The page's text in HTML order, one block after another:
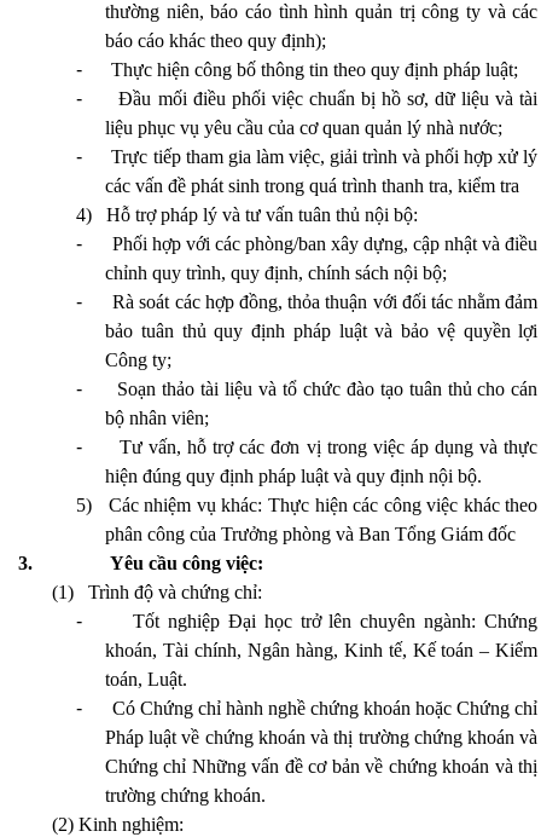
thường niên, báo cáo tình hình quản trị công ty và các
báo cáo khác theo quy định);
-
Thực hiện công bố thông tin theo quy định pháp luật;
-
Đầu mối điều phối việc chuẩn bị hồ sơ, dữ liệu và tài
liệu phục vụ yêu cầu của cơ quan quản lý nhà nước;
-
Trực tiếp tham gia làm việc, giải trình và phối hợp xử lý
các vấn đề phát sinh trong quá trình thanh tra, kiểm tra
4)
Hỗ trợ pháp lý và tư vấn tuân thủ nội bộ:
-
Phối hợp với các phòng/ban xây dựng, cập nhật và điều
chỉnh quy trình, quy định, chính sách nội bộ;
-
Rà soát các hợp đồng, thỏa thuận với đối tác nhằm đảm
bảo tuân thủ quy định pháp luật và bảo vệ quyền lợi
Công ty;
-
Soạn thảo tài liệu và tổ chức đào tạo tuân thủ cho cán
bộ nhân viên;
-
Tư vấn, hỗ trợ các đơn vị trong việc áp dụng và thực
hiện đúng quy định pháp luật và quy định nội bộ.
5)
Các nhiệm vụ khác: Thực hiện các công việc khác theo
phân công của Trưởng phòng và Ban Tổng Giám đốc
3.
Yêu cầu công việc:
(1)
Trình độ và chứng chỉ:
-
Tốt nghiệp Đại học trở lên chuyên ngành: Chứng
khoán, Tài chính, Ngân hàng, Kinh tế, Kế toán – Kiểm
toán, Luật.
-
Có Chứng chỉ hành nghề chứng khoán hoặc Chứng chỉ
Pháp luật về chứng khoán và thị trường chứng khoán và
Chứng chỉ Những vấn đề cơ bản về chứng khoán và thị
trường chứng khoán.
(2) Kinh nghiệm: